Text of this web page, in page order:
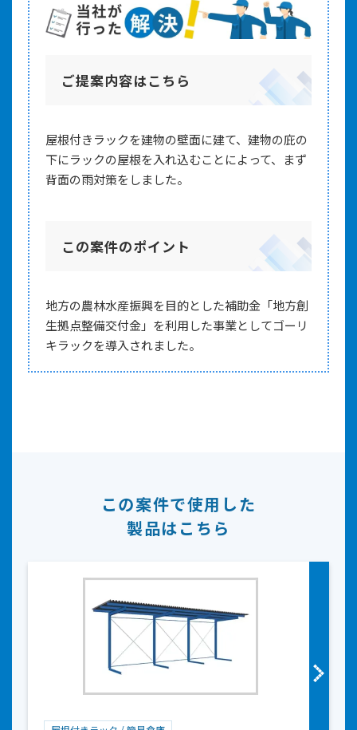
ご提案内容はこちら
屋根付きラックを建物の壁面に建て、建物の庇の
下にラックの屋根を入れ込むことによって、まず
背面の雨対策をしました。
この案件のポイント
地方の農林水産振興を目的とした補助金「地方創
生拠点整備交付金」を利用した事業としてゴーリ
キラックを導入されました。
この案件で使用した
製品はこちら